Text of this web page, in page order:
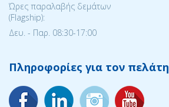
Ώρες παραλαβής δεμάτων
(Flagship):
Δευ. - Παρ. 08:30-17:00
Πληροφορίες για τον πελάτη